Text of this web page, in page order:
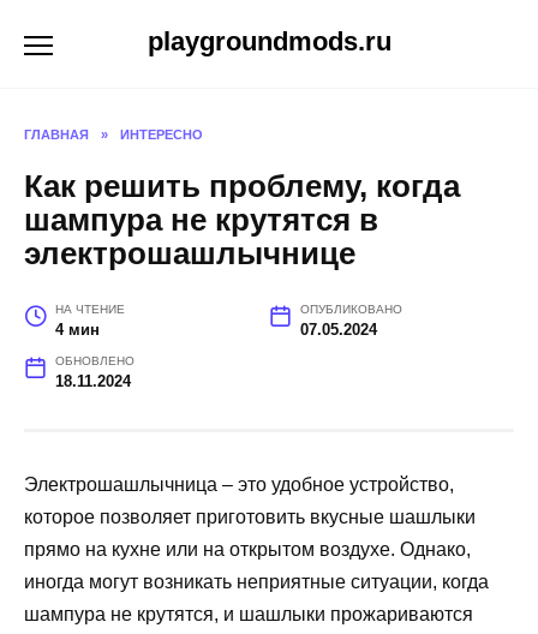
playgroundmods.ru
ГЛАВНАЯ » ИНТЕРЕСНО
Как решить проблему, когда
шампура не крутятся в
электрошашлычнице
НА ЧТЕНИЕ
4 мин
ОПУБЛИКОВАНО
07.05.2024
ОБНОВЛЕНО
18.11.2024
Электрошашлычница – это удобное устройство,
которое позволяет приготовить вкусные шашлыки
прямо на кухне или на открытом воздухе. Однако,
иногда могут возникать неприятные ситуации, когда
шампура не крутятся, и шашлыки прожариваются